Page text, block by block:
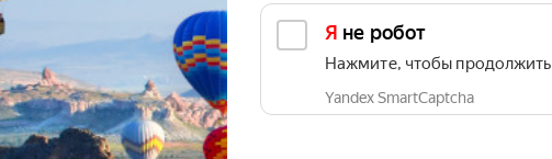
Я не робот
Нажмите, чтобы продолжить
Yandex SmartCaptcha